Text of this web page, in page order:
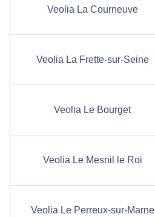
Veolia La Courneuve
Veolia La Frette-sur-Seine
Veolia Le Bourget
Veolia Le Mesnil le Roi
Veolia Le Perreux-sur-Marne